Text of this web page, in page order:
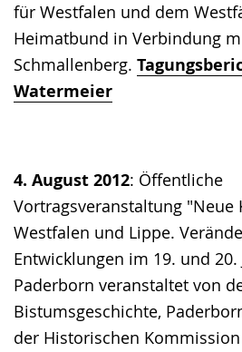
für Westfalen und dem
Heimatbund in Verbindung
Schmallenberg.
Watermeier
4. August 2012: Öffentliche
Vortragsveranstaltung "Neue
Westfalen und Lippe.
Entwicklungen im 19. und
Paderborn veranstaltet von
Bistumsgeschichte,
der Historischen